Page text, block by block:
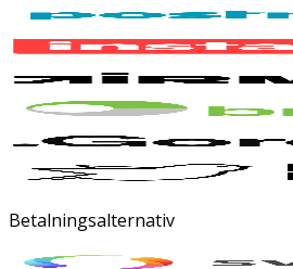
Betalningsalternativ